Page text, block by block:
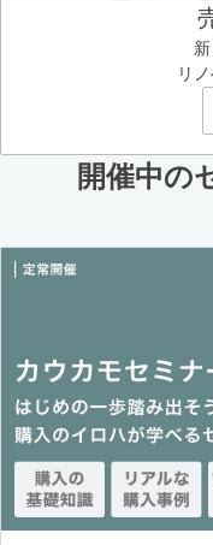
リ
開催中の